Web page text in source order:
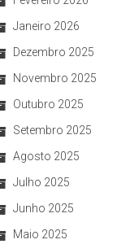
Janeiro 2026
Dezembro 2025
Novembro 2025
Outubro 2025
Setembro 2025
Agosto 2025
Julho 2025
Junho 2025
Maio 2025